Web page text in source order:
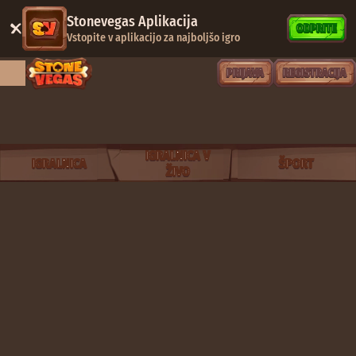
Stonevegas Aplikacija
Vstopite v aplikacijo za najboljšo igro
ODPRITE
PRIJAVA REGISTRACIJA
IGRALNICA
IGRALNICA V
ŽIVO
ŠPORT